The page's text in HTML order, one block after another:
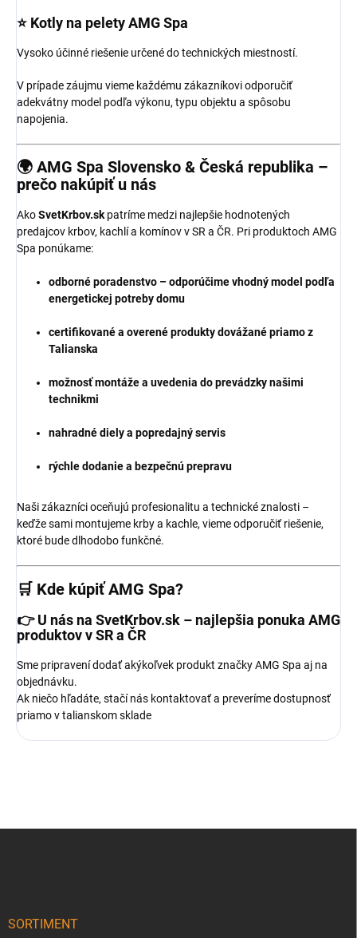
⭐ Kotly na pelety AMG Spa
Vysoko účinné riešenie určené do technických miestností.
V prípade záujmu vieme každému zákazníkovi odporučiť
adekvátny model podľa výkonu, typu objektu a spôsobu
napojenia.
🌍 AMG Spa Slovensko & Česká republika –
prečo nakúpiť u nás
AkoSvetKrbov.sk patríme medzi najlepšie hodnotených
predajcov krbov, kachlí a komínov v SR a ČR. Pri produktoch AMG
Spa ponúkame:
odborné poradenstvo – odporúčime vhodný model podľa
energetickej potreby domu
certifikované a overené produkty dovážané priamo z
Talianska
možnosť montáže a uvedenia do prevádzky našimi
technikmi
nahradné diely a popredajný servis
rýchle dodanie a bezpečnú prepravu
Naši zákazníci oceňujú profesionalitu a technické znalosti –
keďže sami montujeme krby a kachle, vieme odporučiť riešenie,
ktoré bude dlhodobo funkčné.
🛒 Kde kúpiť AMG Spa?
👉 U nás na SvetKrbov.sk – najlepšia ponuka AMG
produktov v SR a ČR
Sme pripravení dodať akýkoľvek produkt značky AMG Spa aj na
objednávku.
Ak niečo hľadáte, stačí nás kontaktovať a preveríme dostupnosť
priamo v talianskom sklade
SORTIMENT